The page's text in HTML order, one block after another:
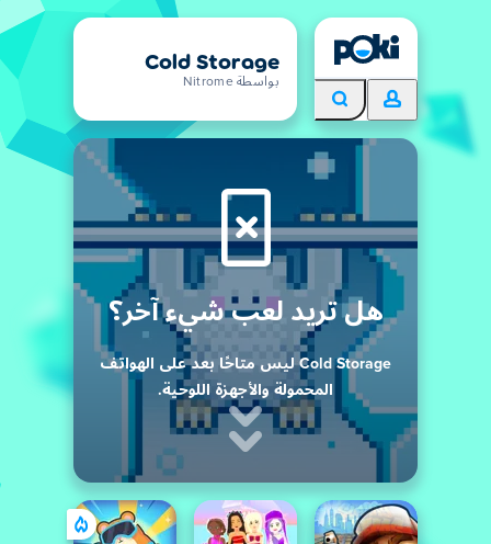
Cold Storage
بواسطة Nitrome
هل تريد لعب شيء آخر؟
Cold Storage ليس متاحًا بعد على الهواتف
المحمولة والأجهزة اللوحية.